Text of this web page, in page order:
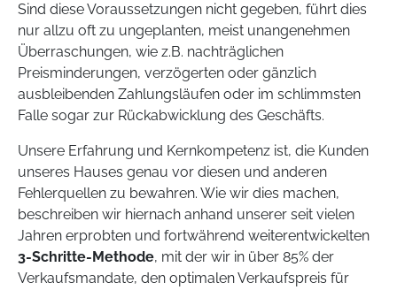
Sind diese Voraussetzungen nicht gegeben, führt dies
nur allzu oft zu ungeplanten, meist unangenehmen
Überraschungen, wie z.B. nachträglichen
Preisminderungen, verzögerten oder gänzlich
ausbleibenden Zahlungsläufen oder im schlimmsten
Falle sogar zur Rückabwicklung des Geschäfts.
Unsere Erfahrung und Kernkompetenz ist, die Kunden
unseres Hauses genau vor diesen und anderen
Fehlerquellen zu bewahren. Wie wir dies machen,
beschreiben wir hiernach anhand unserer seit vielen
Jahren erprobten und fortwährend weiterentwickelten
3-Schritte-Methode, mit der wir in über 85% der
Verkaufsmandate, den optimalen Verkaufspreis für